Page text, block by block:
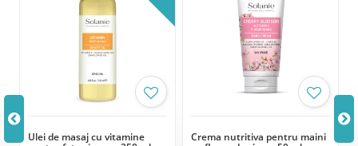
Ulei de masaj cu vitamine Crema nutritiva pentru maini